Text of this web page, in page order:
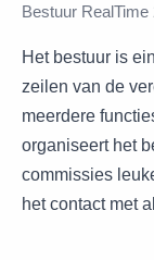
Bestuur RealTime
Het bestuur is
zeilen van de
meerdere
organiseert het
commissies
het contact met